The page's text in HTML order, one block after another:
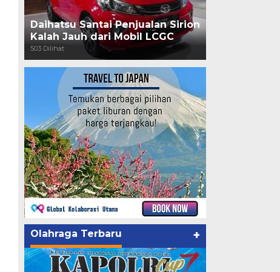
Daihatsu Santai Penjualan Sirion
Kalah Jauh dari Mobil LCGC
503 Dilihat
Olahraga Terbaru +